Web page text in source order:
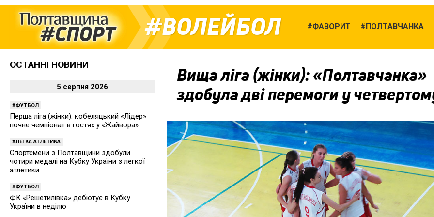
ВОЛЕЙБОЛ ФАВОРИТ ПОЛТАВЧАНКА
Вища ліга (жінки): «Полтавчанка»
здобула дві перемоги у
ОСТАННІ НОВИНИ
5 серпня 2026
ФУТБОЛ
Перша ліга (жінки): кобеляцький «Лідер»
почне чемпіонат в гостях у «Жайвора»
ЛЕГКА АТЛЕТИКА
Спортсмени з Полтавщини здобули
чотири медалі на Кубку України з легкої
атлетики
ФУТБОЛ
ФК «Решетилівка» дебютує в Кубку
України в неділю